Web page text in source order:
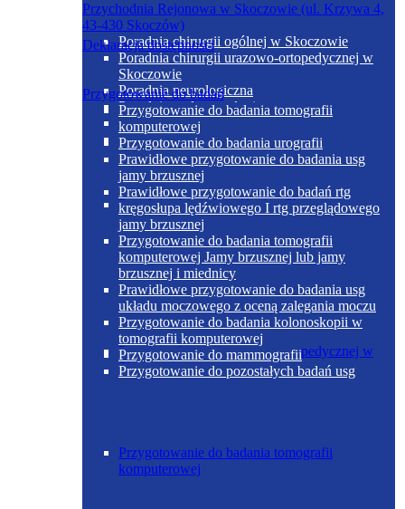
Przychodnia Rejonowa w Skoczowie (ul. Krzywa 4,
43-430 Skoczów)
Poradnia chirurgii ogólnej w Skoczowie
Poradnia chirurgii urazowo-ortopedycznej w
Skoczowie
Poradnia neurologiczna
Poradnia otolaryngologiczna
Poradnia chirurgii ogólnej w Skoczowie
Poradnia chirurgii urazowo-ortopedycznej w
Skoczowie
Deklaracja dostępności
Przygotowanie do badań
Przygotowanie do badania tomografii
komputerowej
Przygotowanie do badania urografii
Prawidłowe przygotowanie do badania usg
jamy brzusznej
Prawidłowe przygotowanie do badań rtg
kręgosłupa lędźwiowego I rtg przeglądowego
jamy brzusznej
Przygotowanie do badania tomografii
komputerowej Jamy brzusznej lub jamy
brzusznej i miednicy
Prawidłowe przygotowanie do badania usg
układu moczowego z oceną zalegania moczu
Przygotowanie do badania kolonoskopii w
tomografii komputerowej
Przygotowanie do mammografii
Przygotowanie do pozostałych badań usg
Przygotowanie do badania tomografii
komputerowej